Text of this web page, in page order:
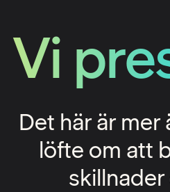
Vi
Det här är
löfte om att